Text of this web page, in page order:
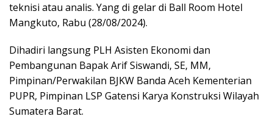
teknisi atau analis. Yang di gelar di Ball Room Hotel
Mangkuto, Rabu (28/08/2024).
Dihadiri langsung PLH Asisten Ekonomi dan
Pembangunan Bapak Arif Siswandi, SE, MM,
Pimpinan/Perwakilan BJKW Banda Aceh Kementerian
PUPR, Pimpinan LSP Gatensi Karya Konstruksi Wilayah
Sumatera Barat.